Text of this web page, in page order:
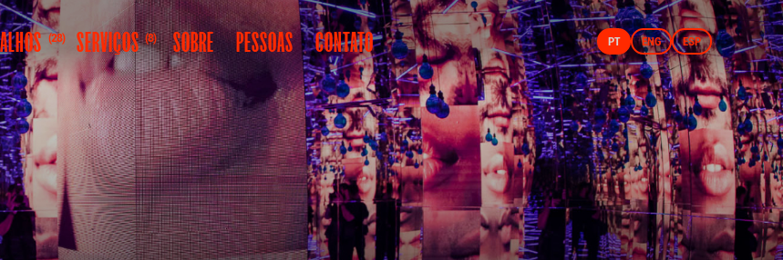
(28) SERVIÇOS (8) SOBRE PESSOAS CONTATO PT ENG ESP